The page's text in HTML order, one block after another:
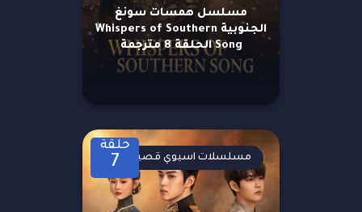
مسلسل همسات سونغ
الجنوبية Whispers of Southern
Song الحلقة 8 مترجمة
حلقة
7 مسلسلات اسيوي قصيرة